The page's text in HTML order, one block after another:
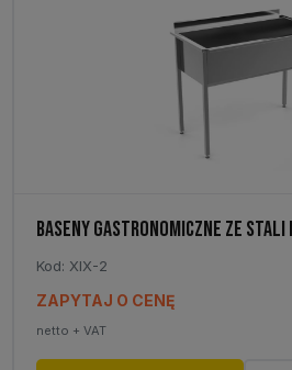
BASENY GASTRONOMICZNE ZE STALI
Kod: XIX-2
ZAPYTAJ O CENĘ
netto + VAT